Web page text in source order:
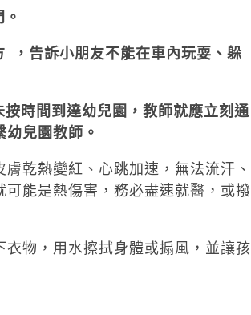
，告訴小朋友不能在車內玩耍、躲
時間到達幼兒園，教師就應立刻通
兒園教師。
乾熱變紅、心跳加速，無法流汗、
能是熱傷害，務必盡速就醫，或撥
物，用水擦拭身體或搧風，並讓孩